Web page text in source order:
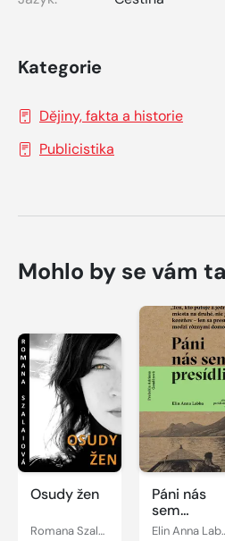
Kategorie
Dějiny, fakta a historie
Publicistika
Mohlo by se vám
Osudy žen
Romana Szalaiová
Páni nás
sem
presídlili
Elin